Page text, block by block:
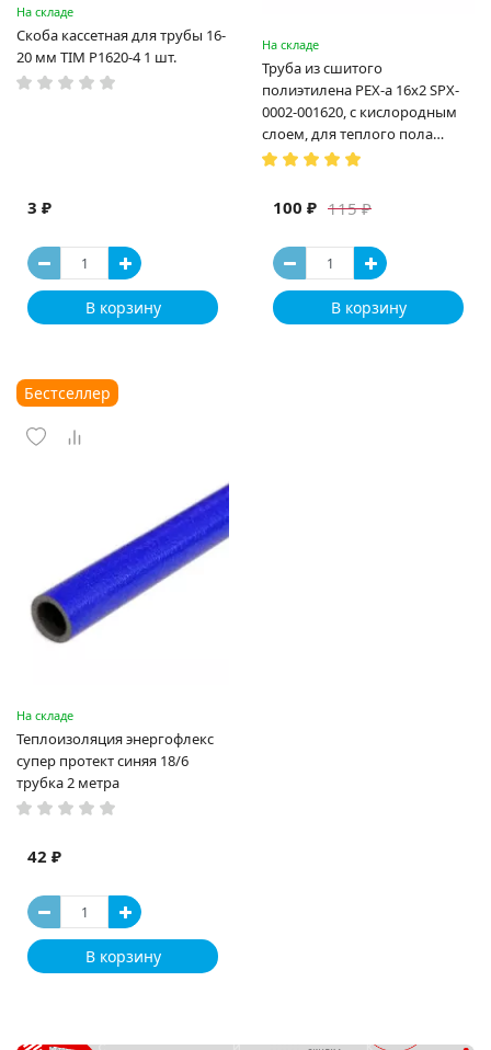
На складе
Скоба кассетная для трубы 16-
20 мм TIM P1620-4 1 шт.
3 ₽
В корзину
На складе
Труба из сшитого
полиэтилена PEX-a 16х2 SPX-
0002-001620, с кислородным
слоем, для теплого пола
(Испания)
115 ₽
100 ₽
В корзину
Бестселлер
На складе
Теплоизоляция энергофлекс
супер протект синяя 18/6
трубка 2 метра
42 ₽
В корзину